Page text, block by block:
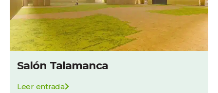
Salón Talamanca
Leer entrada